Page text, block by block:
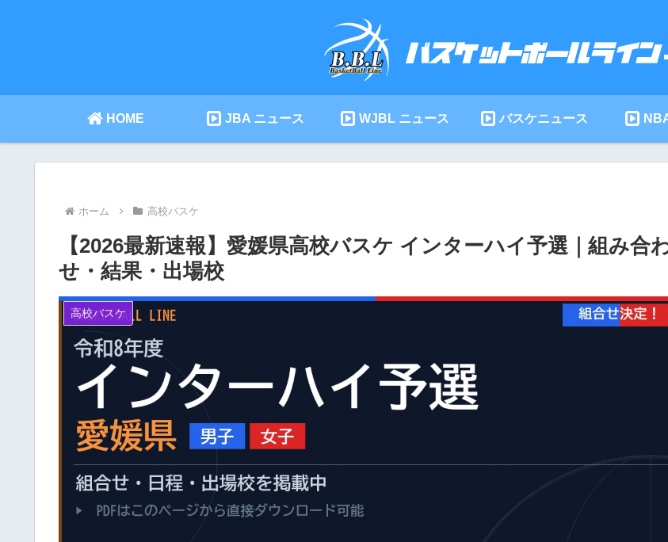
HOME JBA ニュース WJBL ニュース バスケニュース
ホーム 高校バスケ
【2026最新速報】愛媛県高校バスケ インターハイ予選｜組み合
せ・結果・出場校
高校バスケ